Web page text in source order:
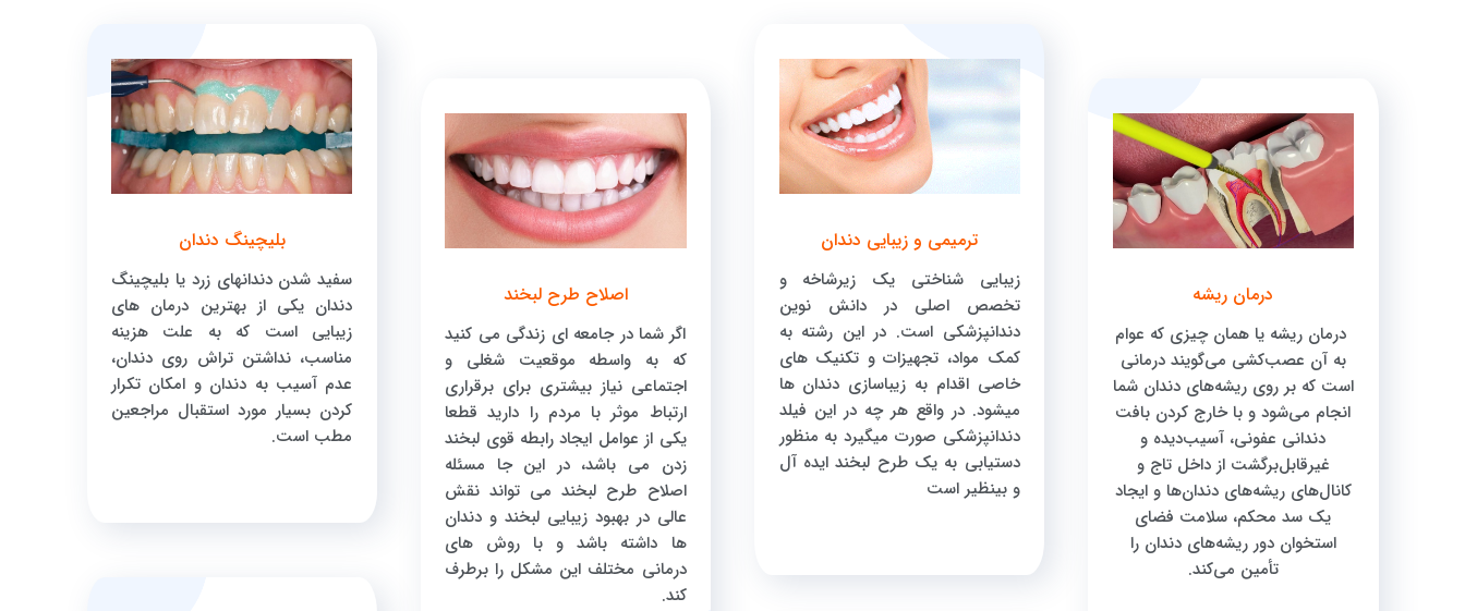
درمان ریشه
درمان ریشه یا همان چیزی که عوام
به آن عصب‌کشی می‌گویند درمانی
است که بر روی ریشه‌های دندان شما
انجام می‌شود و با خارج کردن بافت
دندانی عفونی، آسیب‌دیده و
غیرقابل‌برگشت از داخل تاج و
کانال‌های ریشه‌های دندان‌ها و ایجاد
یک سد محکم، سلامت فضای
استخوان دور ریشه‌های دندان را
تأمین می‌کند.
ترمیمی و زیبایی دندان
زیبایی شناختی یک زیرشاخه و
تخصص اصلی در دانش نوین
دندانپزشکی است. در این رشته به
کمک مواد، تجهیزات و تکنیک های
خاصی اقدام به زیباسازی دندان ها
میشود. در واقع هر چه در این فیلد
دندانپزشکی صورت میگیرد به منظور
دستیابی به یک طرح لبخند ایده آل
و بینظیر است
اصلاح طرح لبخند
اگر شما در جامعه ای زندگی می کنید
که به واسطه موقعیت شغلی و
اجتماعی نیاز بیشتری برای برقراری
ارتباط موثر با مردم را دارید قطعا
یکی از عوامل ایجاد رابطه قوی لبخند
زدن می باشد، در این جا مسئله
اصلاح طرح لبخند می تواند نقش
عالی در بهبود زیبایی لبخند و دندان
ها داشته باشد و با روش های
درمانی مختلف این مشکل را برطرف
کند.
بلیچینگ دندان
سفید شدن دندانهای زرد یا بلیچینگ
دندان یکی از بهترین درمان های
زیبایی است که به علت هزینه
مناسب، نداشتن تراش روی دندان،
عدم آسیب به دندان و امکان تکرار
کردن بسیار مورد استقبال مراجعین
مطب است.